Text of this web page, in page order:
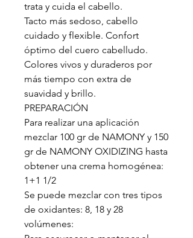
trata y cuida el cabello.
Tacto más sedoso, cabello
cuidado y flexible. Confort
óptimo del cuero cabelludo.
Colores vivos y duraderos por
más tiempo con extra de
suavidad y brillo.
PREPARACIÓN
Para realizar una aplicación
mezclar 100 gr de NAMONY y 150
gr de NAMONY OXIDIZING hasta
obtener una crema homogénea:
1+1 1/2
Se puede mezclar con tres tipos
de oxidantes: 8, 18 y 28
volúmenes: